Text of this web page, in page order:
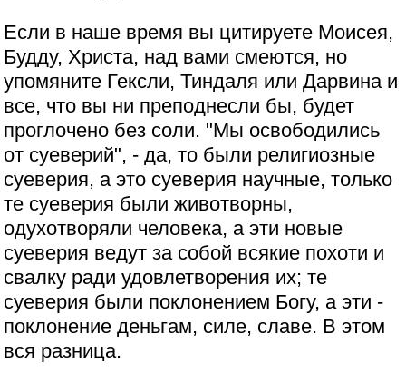
Если в наше время вы цитируете Моисея,
Будду, Христа, над вами смеются, но
упомяните Гексли, Тиндаля или Дарвина и
все, что вы ни преподнесли бы, будет
проглочено без соли. "Мы освободились
от суеверий", - да, то были религиозные
суеверия, а это суеверия научные, только
те суеверия были животворны,
одухотворяли человека, а эти новые
суеверия ведут за собой всякие похоти и
свалку ради удовлетворения их; те
суеверия были поклонением Богу, а эти -
поклонение деньгам, силе, славе. В этом
вся разница.